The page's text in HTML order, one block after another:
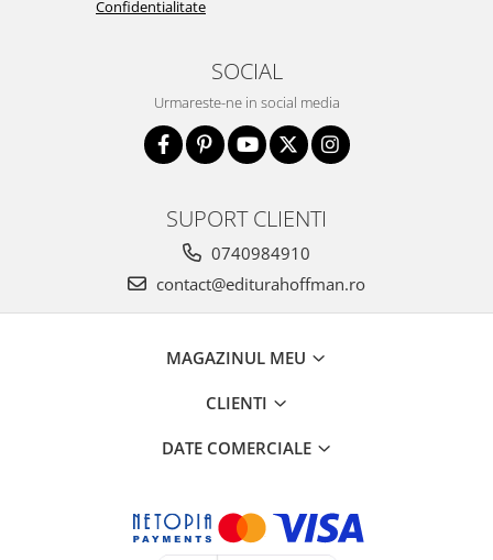
Confidentialitate
SOCIAL
Urmareste-ne in social media
SUPORT CLIENTI
0740984910
contact@editurahoffman.ro
MAGAZINUL MEU
CLIENTI
DATE COMERCIALE